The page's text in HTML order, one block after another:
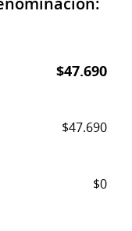
$47.690
$47.690
$0